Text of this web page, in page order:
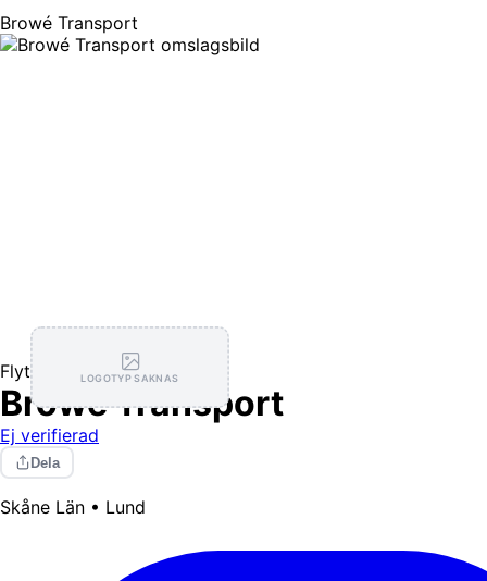
Browé Transport
LOGOTYP SAKNAS
Flytthjälp
Browé Transport
Ej verifierad
Dela
Skåne Län • Lund